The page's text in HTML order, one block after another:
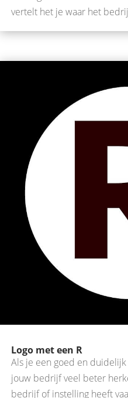
vertelt het je waar het
Logo met een R
Als je een goed en
jouw bedrijf veel beter
bedrijf of instelling heeft